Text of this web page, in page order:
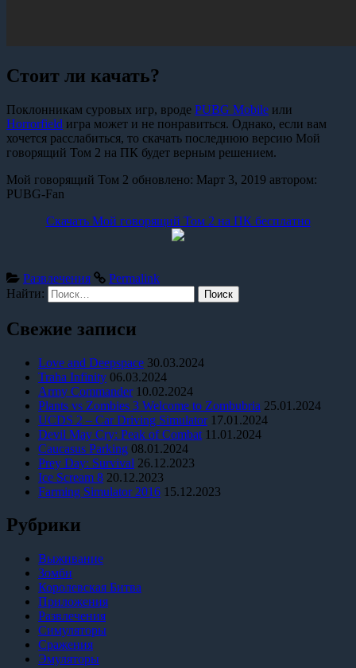
Стоит ли качать?
Поклонникам суровых игр, вроде PUBG Mobile или
Horrorfield игра может и не понравиться. Однако, если вам
хочется расслабиться, то скачать последнюю версию Мой
говорящий Том 2 на ПК будет верным решением.
Мой говорящий Том 2 обновлено: Март 3, 2019 автором:
PUBG-Fan
Скачать Мой говорящий Том 2 на ПК бесплатно
Развлечения
Permalink
Найти:
Свежие записи
Love and Deepspace 30.03.2024
Traha Infinity 06.03.2024
Army Commander 10.02.2024
Plants vs Zombies 3 Welcome to Zombubria 25.01.2024
UCDS 2 – Car Driving Simulator 17.01.2024
Devil May Cry: Peak of Combat 11.01.2024
Caucasus Parking 08.01.2024
Prey Day: Survival 26.12.2023
Ice Scream 8 20.12.2023
Farming Simulator 2016 15.12.2023
Рубрики
Выживание
Зомби
Королевская Битва
Приложения
Развлечения
Симуляторы
Сражения
Эмуляторы